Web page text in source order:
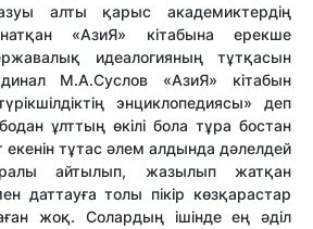
алты қарыс академиктердің
«АзиЯ» кітабына ерекше
идеалогияның тұтқасын
М.А.Суслов «АзиЯ» кітабын
энциклопедиясы» деп
ұлттың өкілі бола тұра бостан
тұтас әлем алдында дәлелдей
айтылып, жазылып жатқан
даттауға толы пікір көзқарастар
жоқ. Солардың ішінде ең әділ